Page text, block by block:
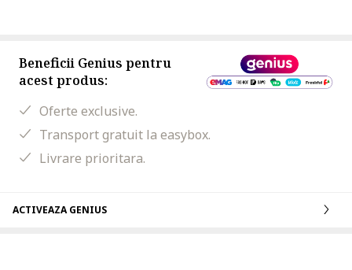
Beneficii Genius pentru
acest produs:
Oferte exclusive.
Transport gratuit la easybox.
Livrare prioritara.
ACTIVEAZA GENIUS